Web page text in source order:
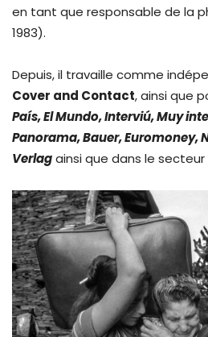
en tant que responsable de la
1983).
Depuis, il travaille comme
Cover and Contact, ainsi que
País, El Mundo, Interviú, Muy
Panorama, Bauer, Euromoney,
Verlagainsi que dans le secteur